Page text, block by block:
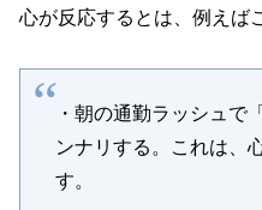
心が反応するとは、例えば
・朝の通勤ラッシュで
ンナリする。これは、
す。